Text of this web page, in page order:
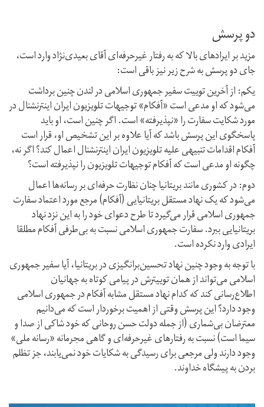
دو پرسش
مزید بر ایرادهای بالا که به رفتار غیرحرفه‌ای آقای بعیدی‌نژاد وارد است،
جای دو پرسش به شرح زیر نیز باقی است:
یکم: از آخرین توییت سفیر جمهوری اسلامی در لندن چنین برداشت
می‌شود که او مدعی است «آفکام» توجیهات تلویزیون ایران اینترنشنال در
مورد شکایت سفارت را «نپذیرفته» است. اگر چنین است، او باید
پاسخگوی این پرسش باشد که آیا علاوه بر این تشخیص او، قرار است
آفکام اقدامات تنبیهی علیه تلویزیون ایران اینترنشنال اعمال کند؟ اگر نه،
چگونه او مدعی است که آفکام توجیهات تلویزیون را نپذیرفته است؟
دوم: در کشوری مانند بریتانیا چنان نظارت حرفه‌ای بر رسانه‌ها اعمال
می‌شود که یک نهاد مستقل بریتانیایی (آفکام) مرجع مورد اعتماد سفارت
جمهوری اسلامی قرار می‌گیرد تا طرح دعوای خود را به این نزد نهاد
بریتانیایی ببرد. سفارت جمهوری اسلامی نسبت به بی‌طرفی آفکام مطلقا
ایرادی وارد نکرده است.
با توجه به وجود چنین نهاد تحسین‌برانگیزی در بریتانیا، آیا سفیر جمهوری
اسلامی می‌تواند از همان توییترش در پیامی کوتاه به جهانیان
اطلاع‌رسانی کند که کدام نهاد مستقل مشابه آفکام در جمهوری اسلامی
وجود دارد؟ این پرسش وقتی از اهمیت برخوردار است که می‌دانیم
معترضان بی‌شماری (از جمله دولت حسن روحانی که خود شاکی از صدا و
سیما است) نسبت به رفتارهای غیرحرفه‌ای و گاهی مجرمانه «رسانه ملی»
وجود دارند ولی مرجعی برای رسیدگی به شکایات خود نمی‌یابند، جز تظلم
بردن به پیشگاه خداوند.